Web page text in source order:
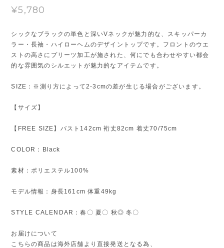
¥5,780
シックなブラックの単色と深いVネックが魅力的な、スキッパーカ
ラー・長袖・ハイローヘムのデザイントップです。フロントのウエ
ストの高さにプリーツ加工が施された、何にでも合わせやすい都会
的な雰囲気のシルエットが魅力的なアイテムです。
SIZE：※測り方によって2-3cmの差が生じる場合がございます。
【サイズ】
【FREE SIZE】バスト142cm 裄丈82cm 着丈70/75cm
COLOR：Black
素材：ポリエステル100%
モデル情報：身長161cm 体重49kg
STYLE CALENDAR：春〇 夏〇 秋◎ 冬〇
お届けについて
こちらの商品は海外店舗より直接発送となる為、